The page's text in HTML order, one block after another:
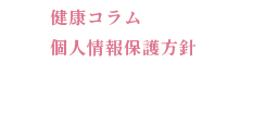
健康コラム
個人情報保護方針